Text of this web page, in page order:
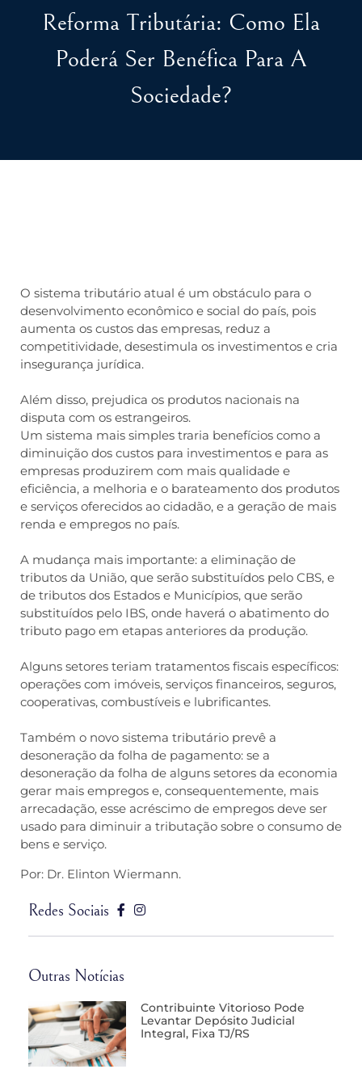
Reforma Tributária: Como Ela
Poderá Ser Benéfica Para A
Sociedade?
O sistema tributário atual é um obstáculo para o
desenvolvimento econômico e social do país, pois
aumenta os custos das empresas, reduz a
competitividade, desestimula os investimentos e cria
insegurança jurídica.
Além disso, prejudica os produtos nacionais na
disputa com os estrangeiros.
Um sistema mais simples traria benefícios como a
diminuição dos custos para investimentos e para as
empresas produzirem com mais qualidade e
eficiência, a melhoria e o barateamento dos produtos
e serviços oferecidos ao cidadão, e a geração de mais
renda e empregos no país.
A mudança mais importante: a eliminação de
tributos da União, que serão substituídos pelo CBS, e
de tributos dos Estados e Municípios, que serão
substituídos pelo IBS, onde haverá o abatimento do
tributo pago em etapas anteriores da produção.
Alguns setores teriam tratamentos fiscais específicos:
operações com imóveis, serviços financeiros, seguros,
cooperativas, combustíveis e lubrificantes.
Também o novo sistema tributário prevê a
desoneração da folha de pagamento: se a
desoneração da folha de alguns setores da economia
gerar mais empregos e, consequentemente, mais
arrecadação, esse acréscimo de empregos deve ser
usado para diminuir a tributação sobre o consumo de
bens e serviço.
Por: Dr. Elinton Wiermann.
Redes Sociais
Outras Notícias
Contribuinte Vitorioso Pode
Levantar Depósito Judicial
Integral, Fixa TJ/RS